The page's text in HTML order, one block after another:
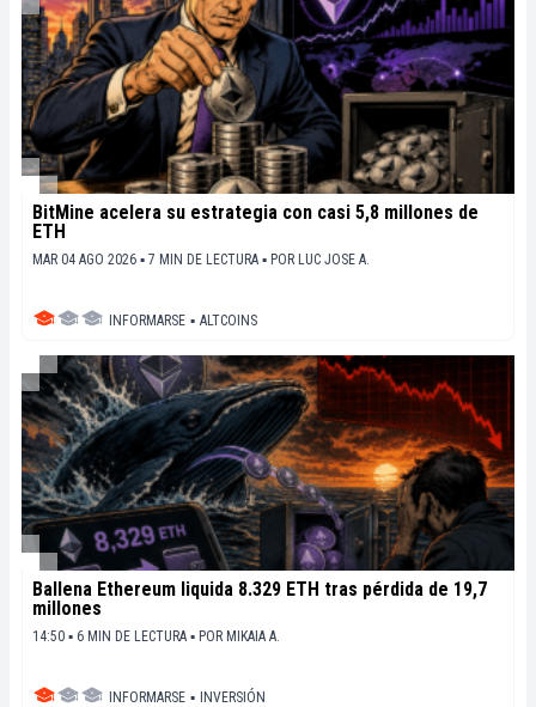
BitMine acelera su estrategia con casi 5,8 millones de
ETH
MAR 04 AGO 2026 ▪ 7 MIN DE LECTURA ▪ POR LUC JOSE A.
INFORMARSE ▪ ALTCOINS
Ballena Ethereum liquida 8.329 ETH tras pérdida de 19,7
millones
14:50 ▪ 6 MIN DE LECTURA ▪ POR MIKAIA A.
INFORMARSE ▪ INVERSIÓN